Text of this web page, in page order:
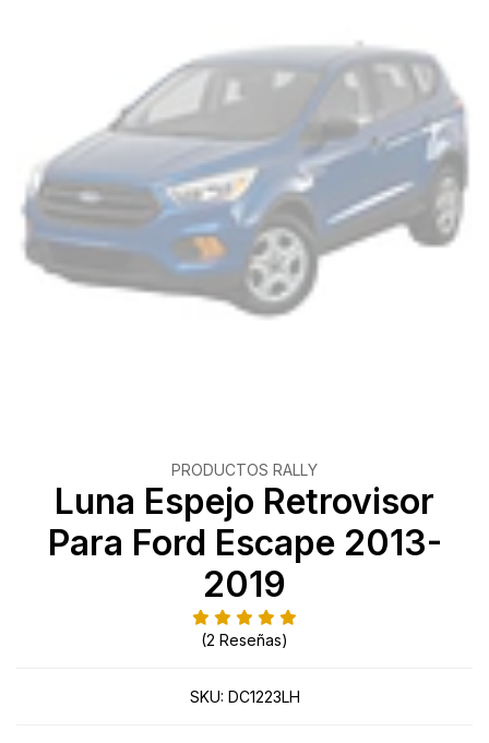
PRODUCTOS RALLY
Luna Espejo Retrovisor
Para Ford Escape 2013-
2019
(2 Reseñas)
SKU: DC1223LH